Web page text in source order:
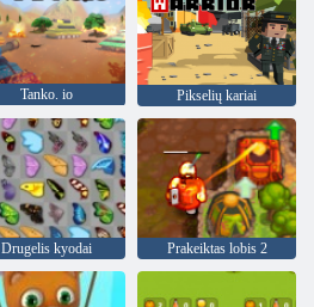
Tanko. io Pikselių kariai
Drugelis kyodai Prakeiktas lobis 2